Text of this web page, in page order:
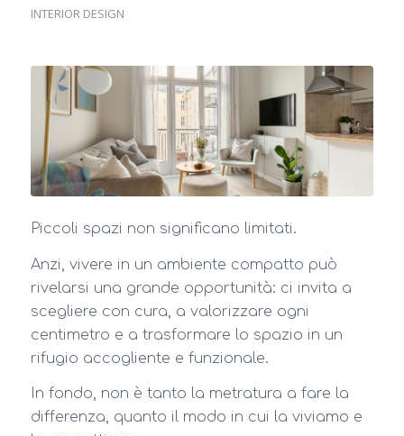
INTERIOR DESIGN
Piccoli spazi non significano limitati.
Anzi, vivere in un ambiente compatto può
rivelarsi una grande opportunità: ci invita a
scegliere con cura, a valorizzare ogni
centimetro e a trasformare lo spazio in un
rifugio accogliente e funzionale.
In fondo, non è tanto la metratura a fare la
differenza, quanto il modo in cui la viviamo e